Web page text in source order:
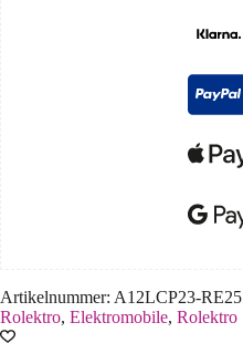
Artikelnummer: A12LCP23-RE25
Rolektro, Elektromobile, Rolektro